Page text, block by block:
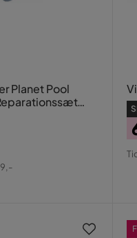
Planet Pool